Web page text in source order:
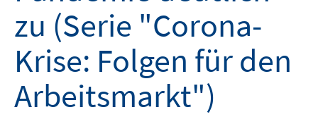
zu (Serie "Corona-
Krise: Folgen für den
Arbeitsmarkt")